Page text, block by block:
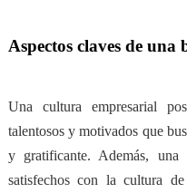
Aspectos claves de
Una cultura empresarial
talentosos y motivados que
y gratificante. Además, una
satisfechos con la cultura